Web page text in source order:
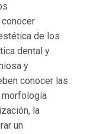
de los
dental y
y
conocer las
la
un